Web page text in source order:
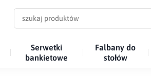
Serwetki
bankietowe
Falbany do
stołów